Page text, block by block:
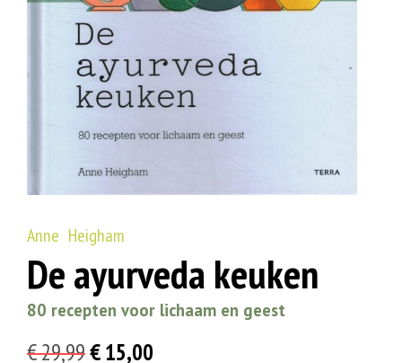
Anne Heigham
De ayurveda keuken
80 recepten voor lichaam en geest
€29,99Oorspronkelijke
€15,00